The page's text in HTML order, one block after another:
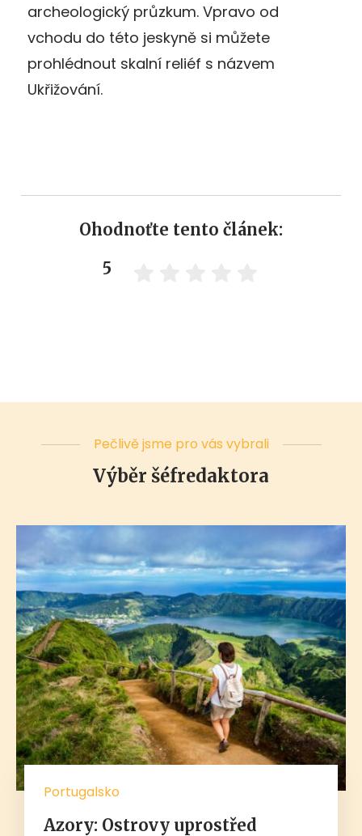
archeologický průzkum. Vpravo od
vchodu do této jeskyně si můžete
prohlédnout skalní reliéf s názvem
Ukřižování.
Ohodnoťte tento článek:
5
Pečlivě jsme pro vás vybrali
Výběr šéfredaktora
Portugalsko
Azory: Ostrovy uprostřed